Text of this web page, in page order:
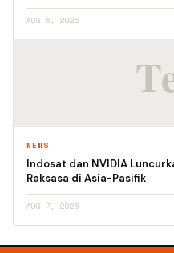
AUG 6, 2026
NEWS
Indosat dan NVIDIA
Raksasa di Asia-Pasifik
AUG 7, 2026